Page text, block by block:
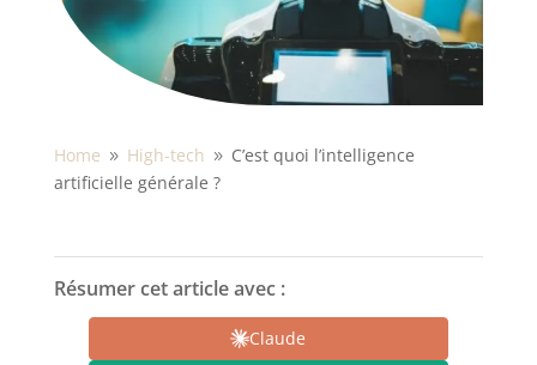
Home 9 High-tech 9 C’est quoi l’intelligence
artificielle générale ?
Résumer cet article avec :
Claude